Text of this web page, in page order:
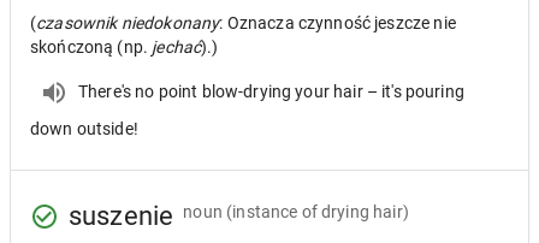
(czasownik niedokonany: Oznacza czynność jeszcze nie
skończoną (np. jechać).)
There's no point blow-drying your hair – it's pouring
down outside!
suszenie noun (instance of drying hair)